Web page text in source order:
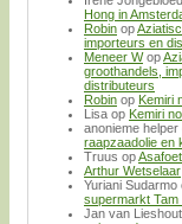
Hong in
Robin op
importeurs en
Meneer Wop
groothandels,
distributeurs
Robin op Kemiri
Lisa op Kemiri
anonieme helper
raapzaadolie en
Truus op
Arthur Wetselaar
Yuriani Sudarmo
supermarkt Tam
Jan van Lieshout